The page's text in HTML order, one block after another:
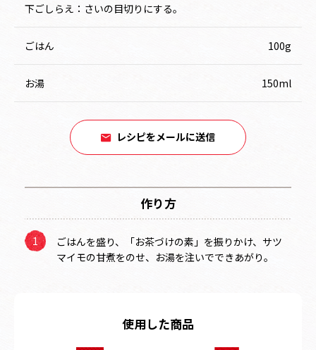
下ごしらえ：さいの目切りにする。
ごはん 100g
お湯 150ml
レシピをメールに送信
作り方
ごはんを盛り、「お茶づけの素」を振りかけ、サツ
マイモの甘煮をのせ、お湯を注いでできあがり。
使用した商品